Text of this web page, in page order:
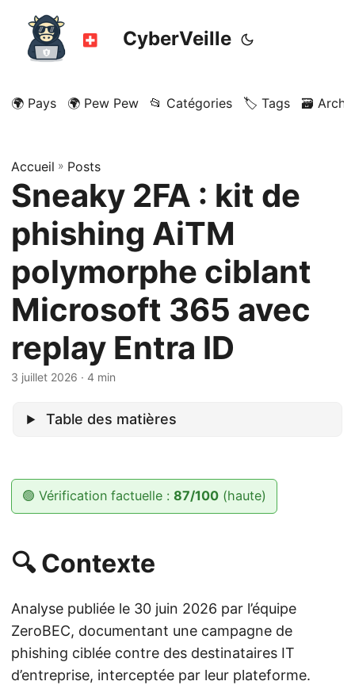
CyberVeille
🌍 Pays 🌍 Pew Pew 📂 Catégories 🏷️ Tags 🗃️
Accueil » Posts
Sneaky 2FA : kit de
phishing AiTM
polymorphe ciblant
Microsoft 365 avec
replay Entra ID
3 juillet 2026 · 4 min
Table des matières
🟢 Vérification factuelle : 87/100(haute)
🔍 Contexte
Analyse publiée le 30 juin 2026 par l’équipe
ZeroBEC, documentant une campagne de
phishing ciblée contre des destinataires IT
d’entreprise, interceptée par leur plateforme.